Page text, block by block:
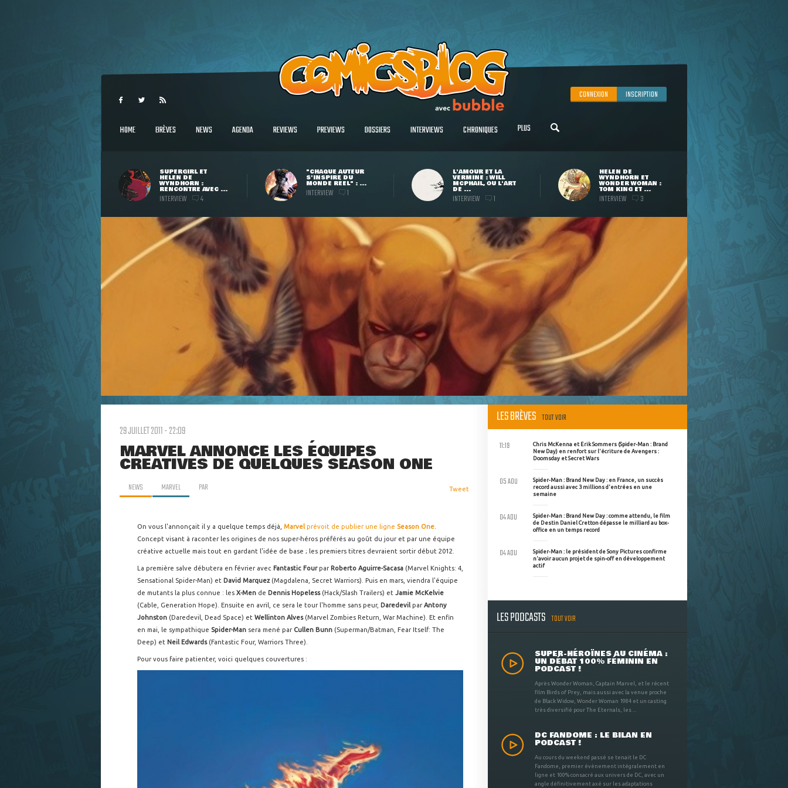
CONNEXION INSCRIPTION
HOME BRÈVES NEWS AGENDA REVIEWS PREVIEWS DOSSIERS INTERVIEWS CHRONIQUES PLUS
SUPERGIRL ET
HELEN DE
WYNDHORN :
RENCONTRE AVEC ...
INTERVIEW 4
"CHAQUE AUTEUR
S'INSPIRE DU
MONDE RÉEL" : ...
INTERVIEW 1
L'AMOUR ET LA
VERMINE : WILL
MCPHAIL, OU L'ART
DE ...
INTERVIEW 1
HELEN DE
WYNDHORN ET
WONDER WOMAN :
TOM KING ET ...
INTERVIEW 3
29 JUILLET 2011 - 22:09
MARVEL ANNONCE LES ÉQUIPES
CRÉATIVES DE QUELQUES SEASON ONE
NEWS MARVEL PAR Tweet
On vous l'annonçait il y a quelque temps déjà, Marvel prévoit de publier une ligne Season One
Concept visant à raconter les origines de nos super-héros préférés au goût du jour et par une équipe
créative actuelle mais tout en gardant l'idée de base ; les premiers titres devraient sortir début 2012.
La première salve débutera en février avec Fantastic Fourpar Roberto Aguirre-Sacasa (Marvel Knights: 4,
Sensational Spider-Man) et David Marquez(Magdalena, Secret Warriors). Puis en mars, viendra l'équipe
de mutants la plus connue : les X-Men de Dennis Hopeless(Hack/Slash Trailers) et Jamie McKelvie
(Cable, Generation Hope). Ensuite en avril, ce sera le tour l'homme sans peur, Daredevil parAntony
Johnston (Daredevil, Dead Space) et Wellinton Alves(Marvel Zombies Return, War Machine). Et enfin
en mai, le sympathique Spider-Man sera mené par Cullen Bunn (Superman/Batman, Fear Itself: The
Deep) et Neil Edwards(Fantastic Four, Warriors Three).
Pour vous faire patienter, voici quelques couvertures :
LES BRÈVES TOUT VOIR
Chris McKenna et Erik Sommers (Spider-Man : Brand
New Day) en renfort sur l'écriture de Avengers :
Doomsday et Secret Wars
11:19
Spider-Man : Brand New Day : en France, un succès
record aussi avec 3 millions d'entrées en une
semaine
05 AOU
Spider-Man : Brand New Day : comme attendu, le film
de Destin Daniel Cretton dépasse le milliard au box-
office en un temps record
04 AOU
Spider-Man : le président de Sony Pictures confirme
n'avoir aucun projet de spin-off en développement
actif
04 AOU
LES PODCASTS TOUT VOIR
SUPER-HÉROÏNES AU CINÉMA :
UN DÉBAT 100% FÉMININ EN
PODCAST !
Après Wonder Woman, Captain Marvel, et le récent
film Birds of Prey, mais aussi avec la venue proche
de Black Widow, Wonder Woman 1984 et un casting
très diversifié pour The Eternals, les ...
DC FANDOME : LE BILAN EN
PODCAST !
Au cours du weekend passé se tenait le DC
Fandome, premier évènement intégralement en
ligne et 100% consacré aux univers de DC, avec un
angle définitivement axé sur les adaptations